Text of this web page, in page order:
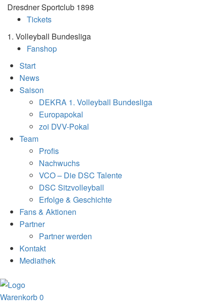
Dresdner Sportclub 1898
Tickets
1. Volleyball Bundesliga
Fanshop
Start
News
Saison
DEKRA 1. Volleyball Bundesliga
Europapokal
zoi DVV-Pokal
Team
Profis
Nachwuchs
VCO – Die DSC Talente
DSC Sitzvolleyball
Erfolge & Geschichte
Fans & Aktionen
Partner
Partner werden
Kontakt
Mediathek
Warenkorb0